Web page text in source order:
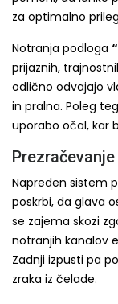
za optimalno
Notranja podloga
prijaznih,
odlično odvajajo
in pralna. Poleg
uporabo očal, kar
Napreden sistem
poskrbi, da glava
se zajema skozi
notranjih kanalov
Zadnji izpusti pa
zraka iz čelade.